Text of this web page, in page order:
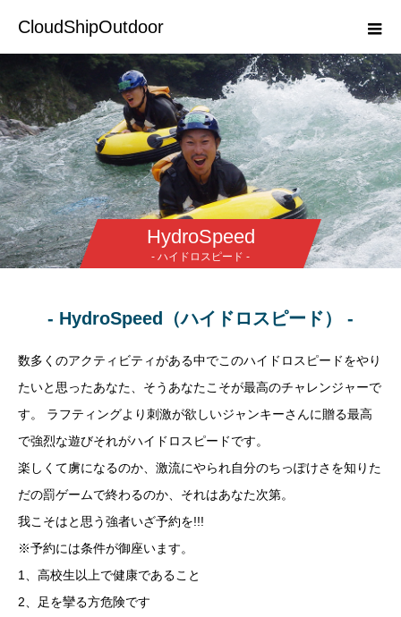
CloudShipOutdoor
HydroSpeed
- ハイドロスピード -
- HydroSpeed（ハイドロスピード） -
数多くのアクティビティがある中でこのハイドロスピードをやり
たいと思ったあなた、そうあなたこそが最高のチャレンジャーで
す。 ラフティングより刺激が欲しいジャンキーさんに贈る最高
で強烈な遊びそれがハイドロスピードです。
楽しくて虜になるのか、激流にやられ自分のちっぽけさを知りた
だの罰ゲームで終わるのか、それはあなた次第。
我こそはと思う強者いざ予約を!!!
※予約には条件が御座います。
1、高校生以上で健康であること
2、足を攣る方危険です